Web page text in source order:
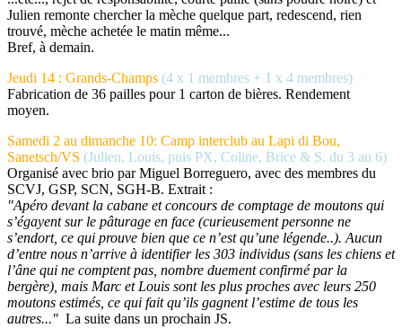
Julien remonte chercher la mèche quelque part, redescend, rien
trouvé, mèche achetée le matin même...
Bref, à demain.
Jeudi 14 : Grands-Champs (4 x 1 membres + 1 x 4 membres)
Fabrication de 36 pailles pour 1 carton de bières. Rendement
moyen.
Samedi 2 au dimanche 10: Camp interclub au Lapi di Bou,
Sanetsch/VS (Julien, Louis, puis PX, Coline, Brice & S. du 3 au 6)
Organisé avec brio par Miguel Borreguero, avec des membres du
SCVJ, GSP, SCN, SGH-B. Extrait :
"Apéro devant la cabane et concours de comptage de moutons qui
s’égayent sur le pâturage en face (curieusement personne ne
s’endort, ce qui prouve bien que ce n’est qu’une légende..). Aucun
d’entre nous n’arrive à identifier les 303 individus (sans les chiens et
l’âne qui ne comptent pas, nombre duement confirmé par la
bergère), mais Marc et Louis sont les plus proches avec leurs 250
moutons estimés, ce qui fait qu’ils gagnent l’estime de tous les
autres..." La suite dans un prochain JS.